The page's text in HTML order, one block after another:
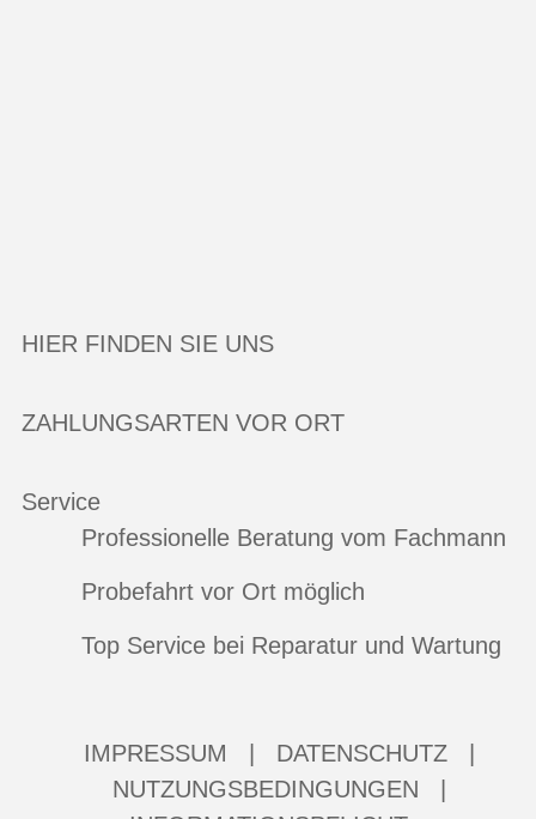
HIER FINDEN SIE UNS
ZAHLUNGSARTEN VOR ORT
Service
Professionelle Beratung vom Fachmann
Probefahrt vor Ort möglich
Top Service bei Reparatur und Wartung
IMPRESSUM DATENSCHUTZ
NUTZUNGSBEDINGUNGEN